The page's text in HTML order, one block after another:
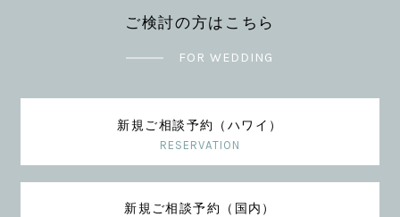
ご検討の方はこちら
FOR WEDDING
新規ご相談予約（ハワイ）
RESERVATION
新規ご相談予約（国内）